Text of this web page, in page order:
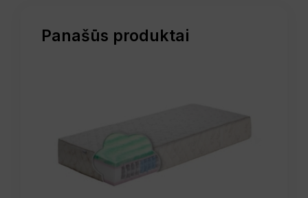
Panašūs produktai